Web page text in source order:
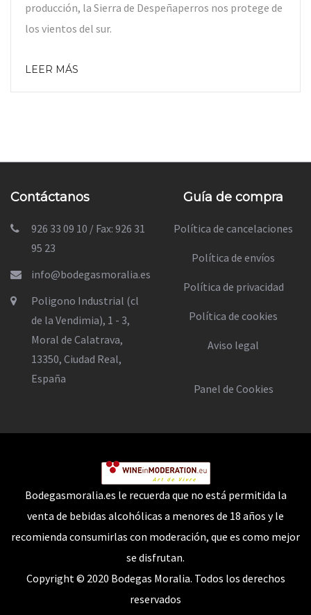
producción, la Sierra de Despeñaperros nos protege de
los vientos del sur.
LEER MÁS
Contáctanos
926 33 09 10 / Fax: 926 31
95 23
info@bodegasmoralia.es
Poligono Industrial (cl
de la Vendimia), 1 - 3,
Moral de Calatrava,
13350, Ciudad Real,
España
Guía de compra
Política de cancelaciones
Política de envíos
Política de privacidad
Política de cookies
Aviso legal
Panel de Cookies
Bodegasmoralia.es le recuerda que no está permitida la
venta de bebidas alcohólicas a menores de 18 años y le
recomienda consumirlas con moderación, que es como mejor
se disfrutan.
Copyright © 2020 Bodegas Moralia. Todos los derechos
reservados